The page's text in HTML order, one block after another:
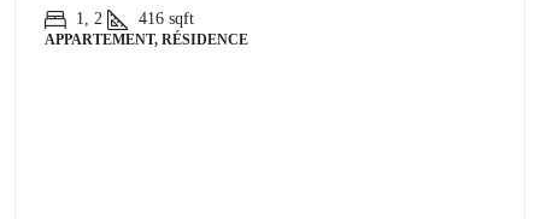
1, 2
416 sqft
APPARTEMENT, RÉSIDENCE